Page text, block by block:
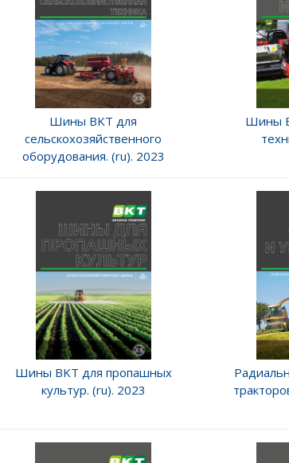
Шины BKT для
сельскохозяйственного
оборудования. (ru). 2023
Шины
Шины BKT для пропашных
культур. (ru). 2023